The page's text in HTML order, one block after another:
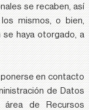
se recaben, así
mismos, o bien,
haya otorgado, a
en contacto
de Datos
área de Recursos